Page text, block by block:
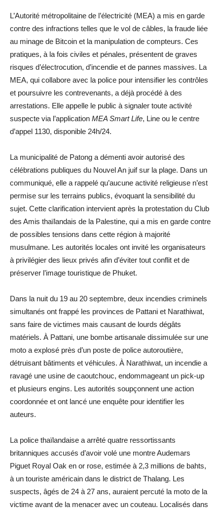
L’Autorité métropolitaine de l’électricité (MEA) a mis en garde
contre des infractions telles que le vol de câbles, la fraude liée
au minage de Bitcoin et la manipulation de compteurs. Ces
pratiques, à la fois civiles et pénales, présentent de graves
risques d’électrocution, d’incendie et de pannes massives. La
MEA, qui collabore avec la police pour intensifier les contrôles
et poursuivre les contrevenants, a déjà procédé à des
arrestations. Elle appelle le public à signaler toute activité
suspecte via l’application MEA Smart Life, Line ou le centre
d’appel 1130, disponible 24h/24.
La municipalité de Patong a démenti avoir autorisé des
célébrations publiques du Nouvel An juif sur la plage. Dans un
communiqué, elle a rappelé qu’aucune activité religieuse n’est
permise sur les terrains publics, évoquant la sensibilité du
sujet. Cette clarification intervient après la protestation du Club
des Amis thaïlandais de la Palestine, qui a mis en garde contre
de possibles tensions dans cette région à majorité
musulmane. Les autorités locales ont invité les organisateurs
à privilégier des lieux privés afin d’éviter tout conflit et de
préserver l’image touristique de Phuket.
Dans la nuit du 19 au 20 septembre, deux incendies criminels
simultanés ont frappé les provinces de Pattani et Narathiwat,
sans faire de victimes mais causant de lourds dégâts
matériels. À Pattani, une bombe artisanale dissimulée sur une
moto a explosé près d’un poste de police autoroutière,
détruisant bâtiments et véhicules. À Narathiwat, un incendie a
ravagé une usine de caoutchouc, endommageant un pick-up
et plusieurs engins. Les autorités soupçonnent une action
coordonnée et ont lancé une enquête pour identifier les
auteurs.
La police thaïlandaise a arrêté quatre ressortissants
britanniques accusés d’avoir volé une montre Audemars
Piguet Royal Oak en or rose, estimée à 2,3 millions de bahts,
à un touriste américain dans le district de Thalang. Les
suspects, âgés de 24 à 27 ans, auraient percuté la moto de la
victime avant de la menacer avec un couteau. Localisés dans